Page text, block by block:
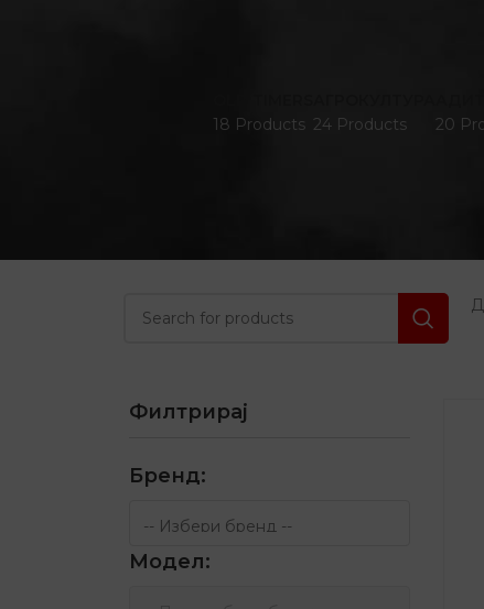
18 Products 24 Products
20
Филтрирај
Бренд:
Модел: